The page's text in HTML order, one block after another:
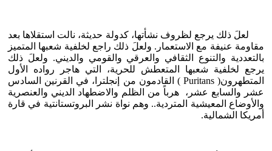
لعلَ ذلك يرجع لظروف نشأتها، كدولة حديثة، نالت استقلاها بعد
مقاومة عنيفة مع الاستعمار. ولعلَ ذلك راجع لخلفية شعبها المتميز
بالتعددية والتنوع الثقافي والعرقي والقومي والديني. ولعلَ ذلك
يرجع لخلفية شعبها المتعطش للحرية، التي هاجر رواده الأول
المتطهرون( Puritans ) القادمون من إنجلترا، في القرنين السادس
عشر والسابع عشر، هرباً من الظلم والاضطهاد الديني والعنصرية
والأوضاع المعيشية المتردية.. وهم نواة نشر البروتستانتية في قارة
أمريكا الشمالية.